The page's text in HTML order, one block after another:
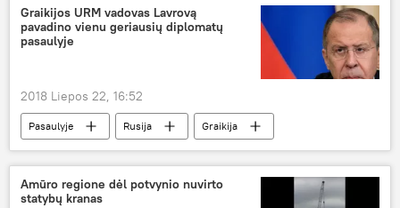
gyvūnų prieglauda
Graikijos URM vadovas Lavrovą
pavadino vienu geriausių diplomatų
pasaulyje
2018 Liepos 22, 16:52
Pasaulyje Rusija
Graikija
Sergejus Lavrovas
Nikosas Kotziasas
Amūro regione dėl potvynio nuvirto
statybų kranas